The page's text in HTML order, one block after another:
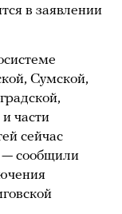
в заявлении
Сумской,
части
сейчас
— сообщили